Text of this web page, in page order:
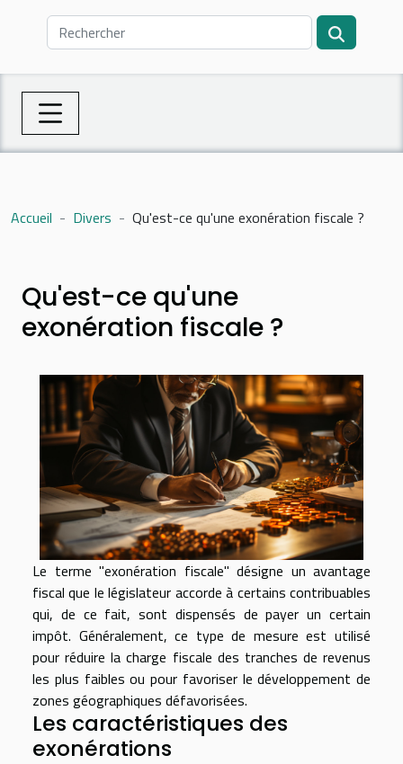
Accueil Divers Qu'est-ce qu'une exonération fiscale ?
Qu'est-ce qu'une
exonération fiscale ?
Le terme "exonération fiscale" désigne un avantage
fiscal que le législateur accorde à certains contribuables
qui, de ce fait, sont dispensés de payer un certain
impôt. Généralement, ce type de mesure est utilisé
pour réduire la charge fiscale des tranches de revenus
les plus faibles ou pour favoriser le développement de
zones géographiques défavorisées.
Les caractéristiques des
exonérations